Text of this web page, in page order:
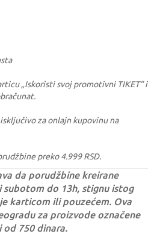
„Iskoristi svoj promotivni TIKET“ i
za onlajn kupovinu na
preko 4.999 RSD.
da porudžbine kreirane
subotom do 13h, stignu istog
karticom ili pouzećem. Ova
za proizvode označene
od 750 dinara.